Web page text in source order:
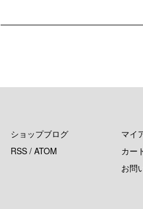
ショップブログ
RSS / ATOM
マイ
カー
お問